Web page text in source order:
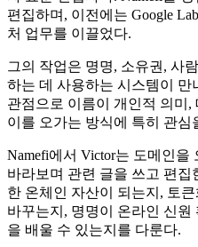
편집하며, 이전에는 Google
처 업무를 이끌었다.
그의 작업은 명명, 소유권, 사
하는 데 사용하는 시스템이
관점으로 이름이 개인적 의미
이를 오가는 방식에 특히 관심
Namefi에서 Victor는 도메인
바라보며 관련 글을 쓰고 편
한 온체인 자산이 되는지, 토
바꾸는지, 명명이 온라인 신
을 배울 수 있는지를 다룬다.